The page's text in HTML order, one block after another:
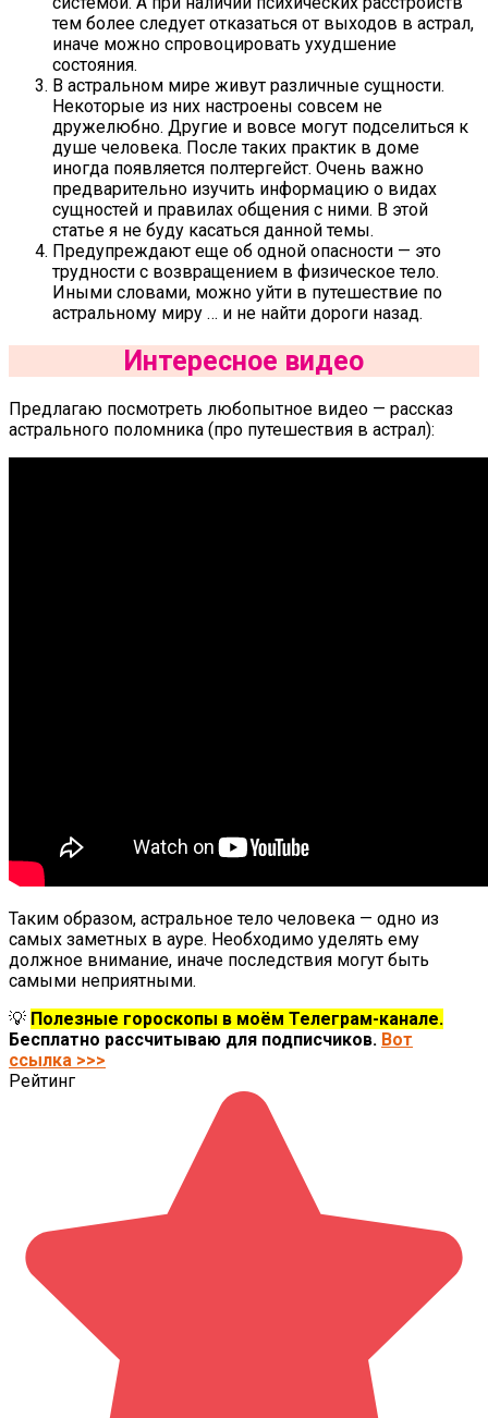
тем более следует отказаться от выходов в астрал,
иначе можно спровоцировать ухудшение
состояния.
В астральном мире живут различные сущности.
Некоторые из них настроены совсем не
дружелюбно. Другие и вовсе могут подселиться к
душе человека. После таких практик в доме
иногда появляется полтергейст. Очень важно
предварительно изучить информацию о видах
сущностей и правилах общения с ними. В этой
статье я не буду касаться данной темы.
Предупреждают еще об одной опасности — это
трудности с возвращением в физическое тело.
Иными словами, можно уйти в путешествие по
астральному миру … и не найти дороги назад.
Интересное видео
Предлагаю посмотреть любопытное видео — рассказ
астрального поломника (про путешествия в астрал):
Таким образом, астральное тело человека — одно из
самых заметных в ауре. Необходимо уделять ему
должное внимание, иначе последствия могут быть
самыми неприятными.
💡 Полезные гороскопы в моём Телеграм-канале.
Бесплатно рассчитываю для подписчиков. Вот
ссылка >>>
Рейтинг